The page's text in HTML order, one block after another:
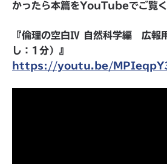
かったら本篇をYouTubeでご覧く
『倫理の空白Ⅳ 自然科学編 広報
し：1分）』
https://youtu.be/